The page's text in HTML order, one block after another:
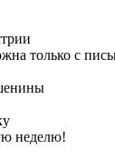
только с
неделю!